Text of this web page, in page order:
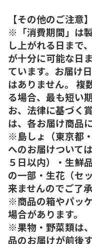
【その他のご注意】
※「消費期間」は
し上がれる日まで
が十分に可能な日
ています。お届け
はありません。 複
る場合、最も短い
お、法律に基づく
は、各お届け商品
※島しょ（東京都
へのお届けついて
５日以内）・生鮮
の一部・生花（セ
来ませんのでご了
※商品の箱やパッ
場合があります。
※果物・野菜類は
品のお届けが前後